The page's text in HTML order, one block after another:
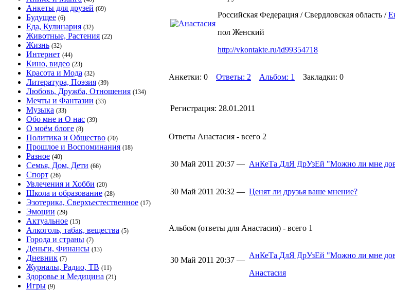
Анкеты для друзей (69)
Будущее (6)
Еда, Кулинария (32)
Животные, Растения (22)
Жизнь (32)
Интернет (44)
Кино, видео (23)
Красота и Мода (32)
Литература, Поэзия (39)
Любовь, Дружба, Отношения (134)
Мечты и Фантазии (33)
Музыка (33)
Обо мне и О нас (39)
О моём блоге (8)
Политика и Общество (70)
Прошлое и Воспоминания (18)
Разное (40)
Семья, Дом, Дети (66)
Спорт (26)
Увлечения и Хобби (20)
Школа и образование (28)
Эзотерика, Сверхъестественное (17)
Эмоции (29)
Актуальное (15)
Алкоголь, табак, вещества (5)
Города и страны (7)
Деньги, Финансы (13)
Дневник (7)
Журналы, Радио, ТВ (11)
Здоровье и Медицина (21)
Игры (9)
Российская Федерация / Свердловская область /
пол Женский
http://vkontakte.ru/id99354718
Анкетки: 0 Ответы: 2 Альбом: 1 Закладки: 0
Регистрация: 28.01.2011
Ответы Анастасия - всего 2
30 Май 2011 20:37 — АнКеТа ДлЯ ДрУзЕй "Можно ли мне
30 Май 2011 20:32 — Ценят ли друзья ваше мнение?
Альбом (ответы для Анастасия) - всего 1
30 Май 2011 20:37 —
АнКеТа ДлЯ ДрУзЕй "Можно ли мне
Анастасия